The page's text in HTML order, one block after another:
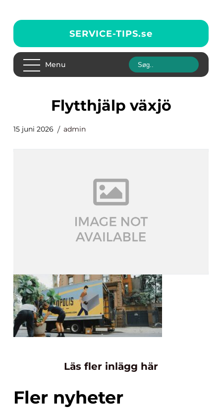
SERVICE-TIPS.se
Menu
flytthjälp växjö
15 juni 2026 admin
Läs fler inlägg här
Fler nyheter